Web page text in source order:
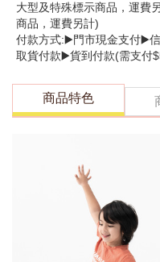
大型及特殊標示商品，運費
商品，運費另計)
付款方式:▶️門市現金支付▶️
取貨付款▶️貨到付款(需支付
商品特色